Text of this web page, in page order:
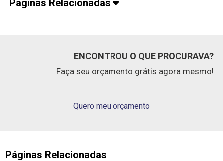
Páginas Relacionadas
ENCONTROU O QUE PROCURAVA?
Faça seu orçamento grátis agora mesmo!
Quero meu orçamento
Páginas Relacionadas